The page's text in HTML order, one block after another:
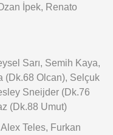
İpek, Renato
Sarı, Semih Kaya,
(Dk.68 Olcan), Selçuk
Sneijder (Dk.76
(Dk.88 Umut)
Teles, Furkan